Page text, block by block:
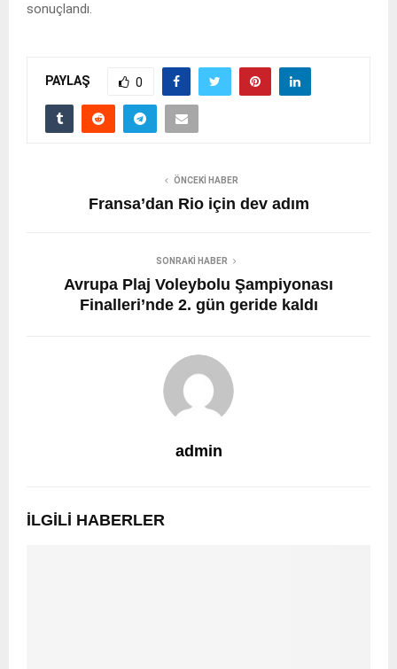
sonuçlandı.
PAYLAŞ 0
ÖNCEKI HABER
Fransa’dan Rio için dev adım
SONRAKI HABER
Avrupa Plaj Voleybolu Şampiyonası
Finalleri’nde 2. gün geride kaldı
admin
İLGILI HABERLER